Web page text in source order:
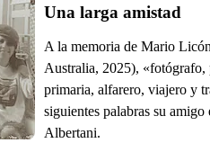
Una larga amistad
A la memoria de Mario
Australia, 2025), «fotógrafo,
primaria, alfarero, viajero y
siguientes palabras su
Albertani.